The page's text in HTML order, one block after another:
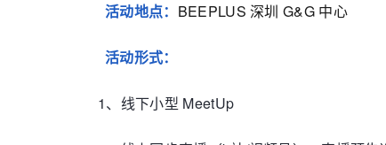
活动地点： BEEPLUS 深圳 G&G 中心
活动形式：
1、线下小型 MeetUp